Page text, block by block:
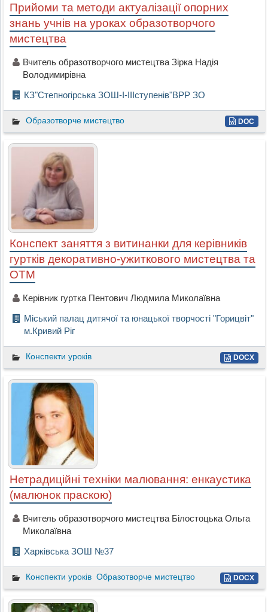
Прийоми та методи актуалізації опорних
знань учнів на уроках образотворчого
мистецтва
Вчитель образотворчого мистецтва Зірка Надія
Володимирівна
КЗ"Степногірська ЗОШ-І-ІІІступенів"ВРР ЗО
Образотворче мистецтво DOC
Конспект заняття з витинанки для керівників
гуртків декоративно-ужиткового мистецтва та
ОТМ
Керівник гуртка Пентович Людмила Миколаївна
Міський палац дитячої та юнацької творчості "Горицвіт"
м.Кривий Ріг
Конспекти уроків DOCX
Нетрадиційні техніки малювання: енкаустика
(малюнок праскою)
Вчитель образотворчого мистецтва Білостоцька Ольга
Миколаївна
Харківська ЗОШ №37
Конспекти уроків Образотворче мистецтво DOCX